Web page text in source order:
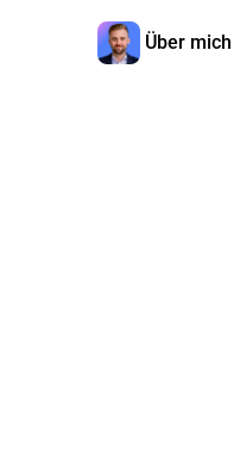
Über mich